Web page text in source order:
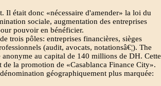
Il était donc «nécessaire d'amender» la loi du
sociale, augmentation des entreprises
pouvoir en bénéficier.
trois pôles: entreprises financières, sièges
(audit, avocats, notationsâ€¦). The
au capital de 140 millions de DH. Cette
la promotion de «Casablanca Finance City».
géographiquement plus marquée: